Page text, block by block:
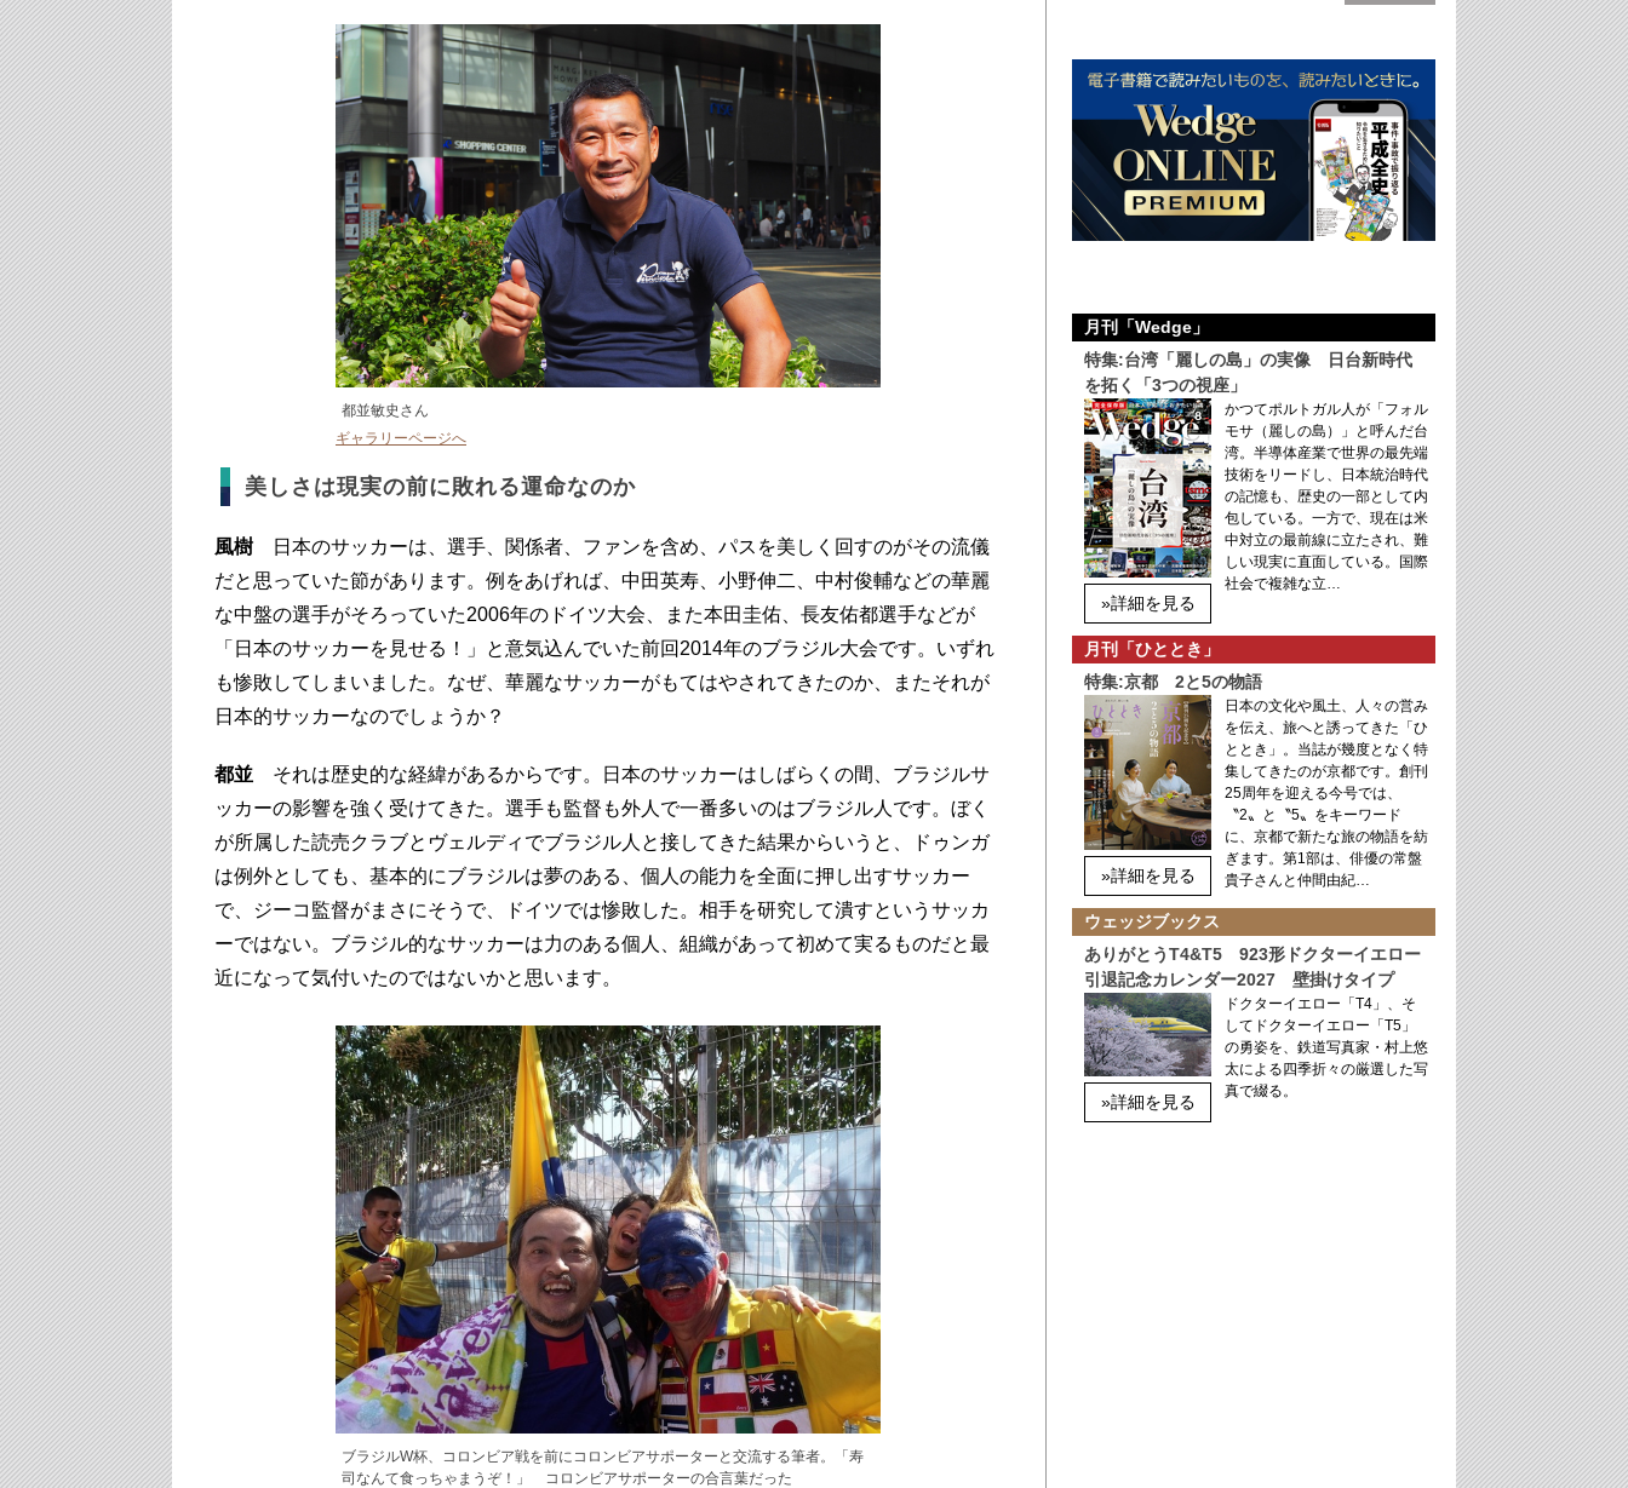
都並敏史さん
ギャラリーページへ
美しさは現実の前に敗れる運命なのか
風樹 日本のサッカーは、選手、関係者、ファンを含め、パスを美しく回すのがその流儀
だと思っていた節があります。例をあげれば、中田英寿、小野伸二、中村俊輔などの華麗
な中盤の選手がそろっていた2006年のドイツ大会、また本田圭佑、長友佑都選手などが
「日本のサッカーを見せる！」と意気込んでいた前回2014年のブラジル大会です。いずれ
も惨敗してしまいました。なぜ、華麗なサッカーがもてはやされてきたのか、またそれが
日本的サッカーなのでしょうか？
都並 それは歴史的な経緯があるからです。日本のサッカーはしばらくの間、ブラジルサ
ッカーの影響を強く受けてきた。選手も監督も外人で一番多いのはブラジル人です。ぼく
が所属した読売クラブとヴェルディでブラジル人と接してきた結果からいうと、ドゥンガ
は例外としても、基本的にブラジルは夢のある、個人の能力を全面に押し出すサッカー
で、ジーコ監督がまさにそうで、ドイツでは惨敗した。相手を研究して潰すというサッカ
ーではない。ブラジル的なサッカーは力のある個人、組織があって初めて実るものだと最
近になって気付いたのではないかと思います。
ブラジルW杯、コロンビア戦を前にコロンビアサポーターと交流する筆者。「寿
司なんて食っちゃまうぞ！」 コロンビアサポーターの合言葉だった
月刊「Wedge」
特集:台湾「麗しの島」の実像 日台新時代
を拓く「3つの視座」
»詳細を見る
かつてポルトガル人が「フォル
モサ（麗しの島）」と呼んだ台
湾。半導体産業で世界の最先端
技術をリードし、日本統治時代
の記憶も、歴史の一部として内
包している。一方で、現在は米
中対立の最前線に立たされ、難
しい現実に直面している。国際
社会で複雑な立…
月刊「ひととき」
特集:京都 2と5の物語
»詳細を見る
日本の文化や風土、人々の営み
を伝え、旅へと誘ってきた「ひ
ととき」。当誌が幾度となく特
集してきたのが京都です。創刊
25周年を迎える今号では、
〝2〟と〝5〟をキーワード
に、京都で新たな旅の物語を紡
ぎます。第1部は、俳優の常盤
貴子さんと仲間由紀…
ウェッジブックス
ありがとうT4&T5 923形ドクターイエロー
引退記念カレンダー2027 壁掛けタイプ
»詳細を見る
ドクターイエロー「T4」、そ
してドクターイエロー「T5」
の勇姿を、鉄道写真家・村上悠
太による四季折々の厳選した写
真で綴る。